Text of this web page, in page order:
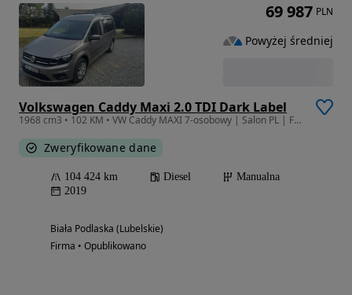
Volkswagen Caddy Maxi 2.0 TDI Dark Label
1968 cm3 • 102 KM • VW Caddy MAXI 7-osobowy | Salon PL | Faktura VAT 23% | Długie OC | Bia
Zweryfikowane dane
104 424 km Diesel
Manualna
2019
Biała Podlaska (Lubelskie)
Firma • Opublikowano
69 987 PLN
Powyżej średniej